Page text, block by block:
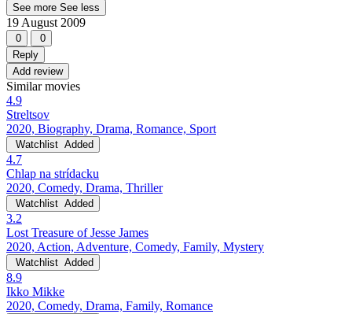
See more See less
19 August 2009
0
0
Reply
Add review
Similar movies
4.9
Streltsov
2020, Biography, Drama, Romance, Sport
Watchlist Added
4.7
Chlap na strídacku
2020, Comedy, Drama, Thriller
Watchlist Added
3.2
Lost Treasure of Jesse James
2020, Action, Adventure, Comedy, Family, Mystery
Watchlist Added
8.9
Ikko Mikke
2020, Comedy, Drama, Family, Romance